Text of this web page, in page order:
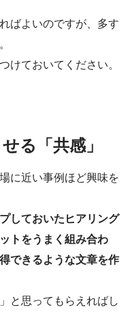
ばよいのですが、多す
けておいてください。
る「共感」
に近い事例ほど興味を
しておいたヒアリング
トをうまく組み合わ
できるような文章を作
と思ってもらえればし